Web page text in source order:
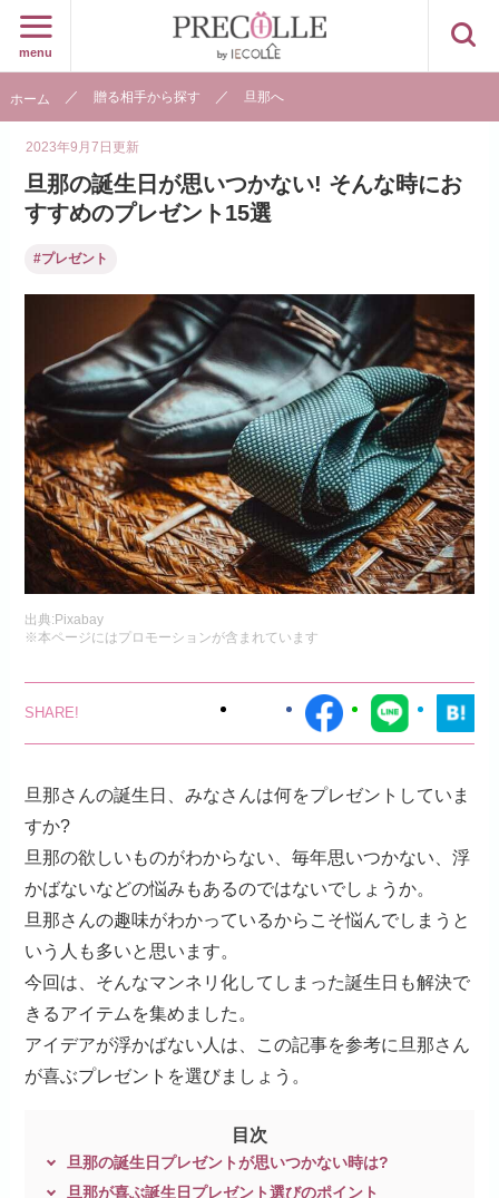
menu
ホーム 贈る相手から探す 旦那へ
2023年9月7日更新
旦那の誕生日が思いつかない! そんな時にお
すすめのプレゼント15選
#プレゼント
出典:Pixabay
※本ページにはプロモーションが含まれています
旦那さんの誕生日、みなさんは何をプレゼントしていま
すか?
旦那の欲しいものがわからない、毎年思いつかない、浮
かばないなどの悩みもあるのではないでしょうか。
旦那さんの趣味がわかっているからこそ悩んでしまうと
いう人も多いと思います。
今回は、そんなマンネリ化してしまった誕生日も解決で
きるアイテムを集めました。
アイデアが浮かばない人は、この記事を参考に旦那さん
が喜ぶプレゼントを選びましょう。
目次
旦那の誕生日プレゼントが思いつかない時は?
旦那が喜ぶ誕生日プレゼント選びのポイント